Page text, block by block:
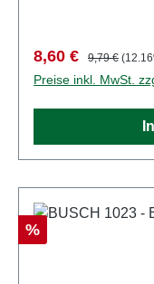
41143719
Verkaufspreis:
8,60 € Regulärer
9,79 €
Preise inkl. MwSt.
Rabatt
%